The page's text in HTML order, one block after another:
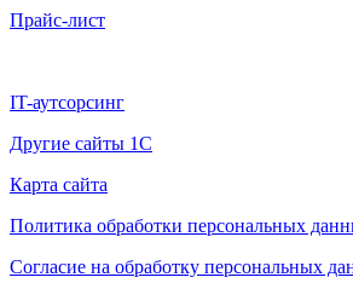
Прайс-лист
IT-аутсорсинг
Другие сайты 1С
Карта сайта
Политика обработки персональных
Согласие на обработку персональных